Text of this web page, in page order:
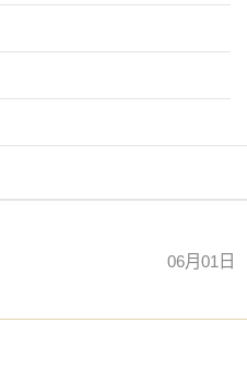
06月01日